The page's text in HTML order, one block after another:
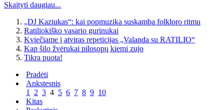
Skaityti daugiau...
„DJ Kaziukas“: kai popmuzika suskamba folkloro ritmu
Ratiliokiško vasario gurinukai
Kviečiame į atviras repeticijas „Valanda su RATILIO“
Kap šilo žvėrukai pilosopų kiemi zujo
Tikra puota!
Pradėti
Ankstesnis
1 2 3 4 5 6 7 8 9 10
Kitas